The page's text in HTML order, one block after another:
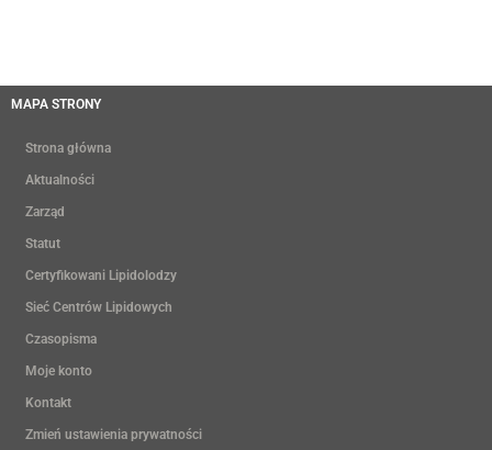
MAPA STRONY
Strona główna
Aktualności
Zarząd
Statut
Certyfikowani Lipidolodzy
Sieć Centrów Lipidowych
Czasopisma
Moje konto
Kontakt
Zmień ustawienia prywatności